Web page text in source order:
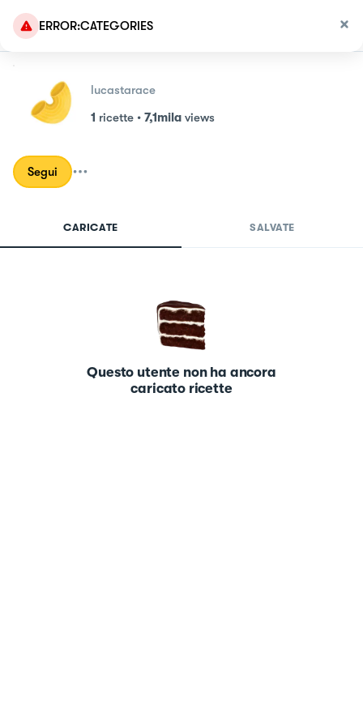
ERROR:CATEGORIES
lucastarace
1 ricette • 7,1mila views
Segui
CARICATE SALVATE
Questo utente non ha ancora
caricato ricette